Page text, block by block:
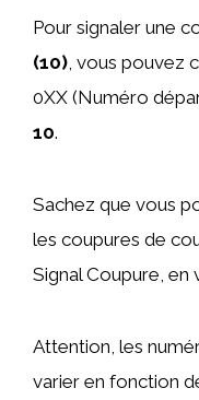
Pour signaler une
(10), vous pouvez
0XX (Numéro
10.
Sachez que vous
les coupures de
Signal Coupure, en
Attention, les
varier en fonction